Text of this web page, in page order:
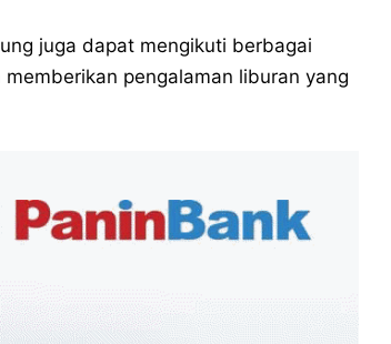
juga dapat mengikuti berbagai
pengalaman liburan yang